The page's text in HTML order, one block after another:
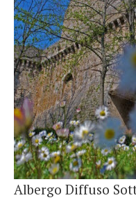
German
English
Spanish
French
Italiano
Albergo Diffuso